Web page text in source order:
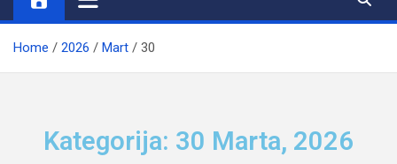
Home 2026 Mart 30
Kategorija: 30 Marta, 2026